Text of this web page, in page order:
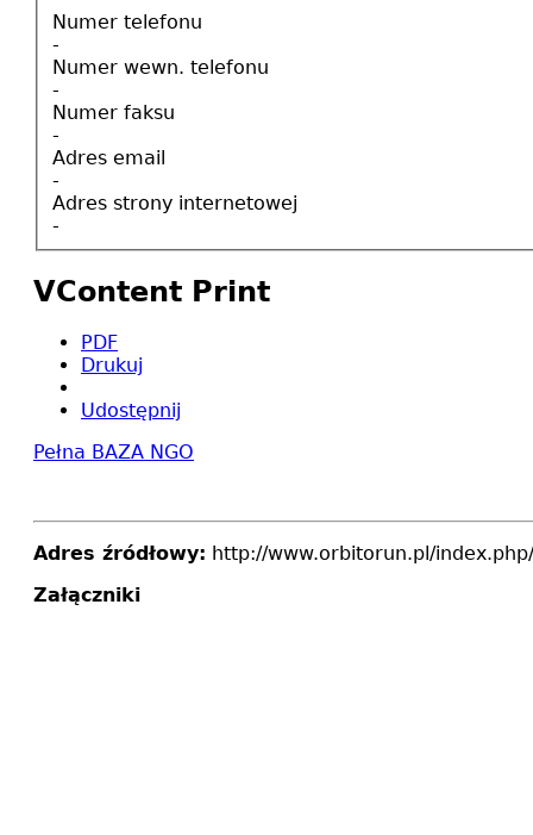
Numer telefonu
-
Numer wewn. telefonu
-
Numer faksu
-
Adres email
-
Adres strony internetowej
-
VContent Print
PDF
Drukuj
Udostępnij
Pełna BAZA NGO
Adres źródłowy: http://www.orbitorun.pl/
Załączniki